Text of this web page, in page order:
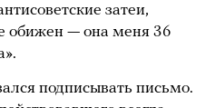
затеи,
обижен — она меня 36
подписывать письмо.